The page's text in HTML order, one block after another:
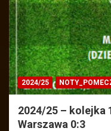
2024/25
2024/25 – kolejka
Warszawa 0:3